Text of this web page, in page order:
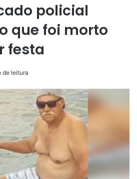
policial
que foi morto
festa
de leitura